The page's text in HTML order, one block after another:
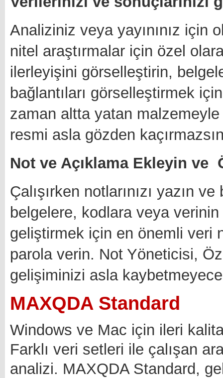
Analiziniz veya yayınınız için
nitel araştırmalar için özel
ilerleyişini görselleştirin,
bağlantıları görselleştirmek
zaman altta yatan malzemeyle
resmi asla gözden
Not ve Açıklama Ekleyin ve
Çalışırken notlarınızı yazın
belgelere, kodlara veya
geliştirmek için en önemli veri
parola verin. Not Yöneticisi,
gelişiminizi asla
MAXQDA Standard
Windows ve Mac için ileri
Farklı veri setleri ile çalışan
analizi. MAXQDA Standard,